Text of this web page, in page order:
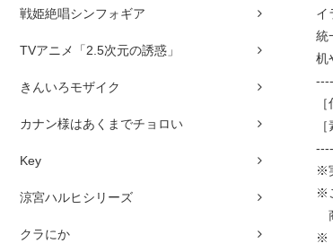
戦姫絶唱シンフォギア
TVアニメ「2.5次元の誘惑」
きんいろモザイク
カナン様はあくまでチョロい
Key
涼宮ハルヒシリーズ
クラにか
イ
統
机
※
※
※